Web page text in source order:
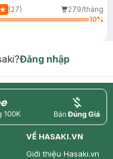
(27)
279/tháng
10%
Đăng nhập
price
VỀ HASAKI.VN
Giới thiệu Hasaki.vn